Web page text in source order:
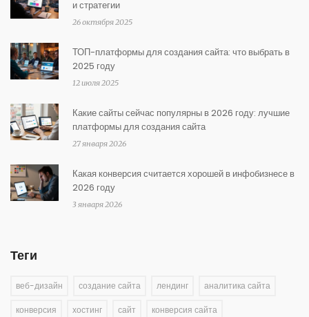
и стратегии
26 октября 2025
ТОП-платформы для создания сайта: что выбрать в
2025 году
12 июля 2025
Какие сайты сейчас популярны в 2026 году: лучшие
платформы для создания сайта
27 января 2026
Какая конверсия считается хорошей в инфобизнесе в
2026 году
3 января 2026
Теги
веб-дизайн создание сайта лендинг аналитика сайта
конверсия хостинг сайт конверсия сайта